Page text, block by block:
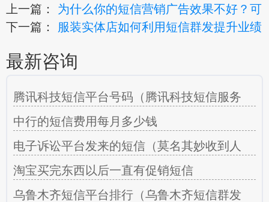
上一篇： 为什么你的短信营销广告效果不好？可
下一篇： 服装实体店如何利用短信群发提升业绩
最新咨询
腾讯科技短信平台号码（腾讯科技短信服务
中行的短信费用每月多少钱
电子诉讼平台发来的短信（莫名其妙收到人
淘宝买完东西以后一直有促销短信
乌鲁木齐短信平台排行（乌鲁木齐短信群发